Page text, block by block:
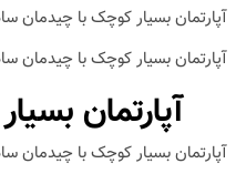
آپارتمان